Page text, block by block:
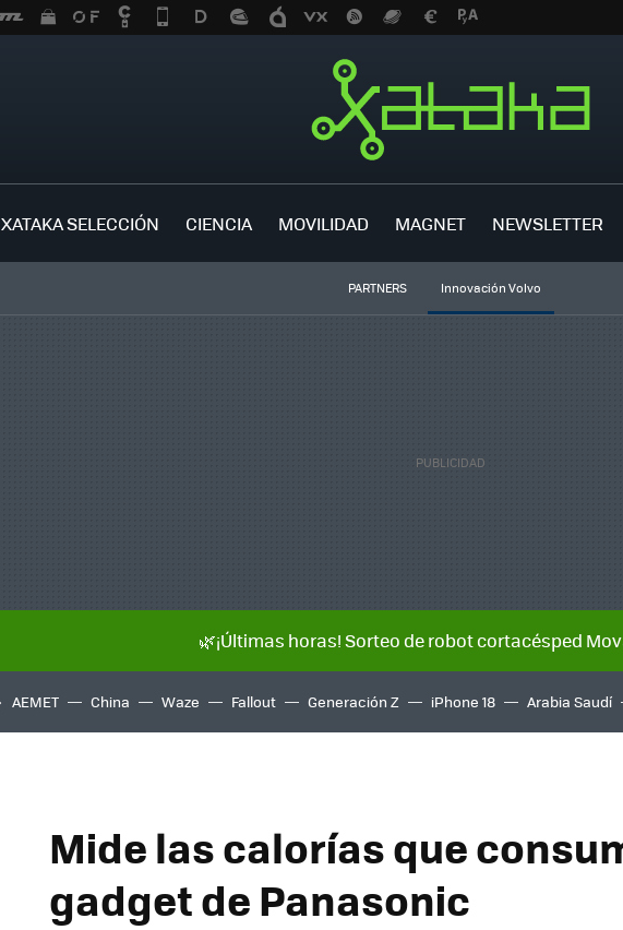
XATAKA SELECCIÓN CIENCIA MOVILIDAD MAGNET NEWSLETTER
PARTNERS Innovación Volvo
🌿¡Últimas horas! Sorteo de robot cortacésped
AEMET China Waze Fallout Generación Z iPhone 18 Arabia Saudí
Mide las calorías que
gadget de Panasonic